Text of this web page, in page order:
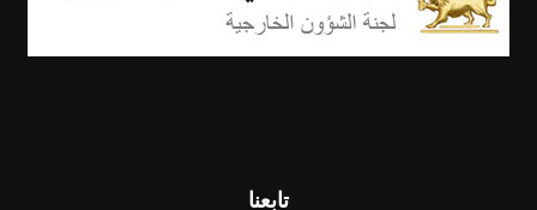
تابعنا